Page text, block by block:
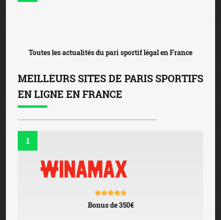
Toutes les actualités du pari sportif légal en France
MEILLEURS SITES DE PARIS SPORTIFS
EN LIGNE EN FRANCE
1
Bonus de 350€